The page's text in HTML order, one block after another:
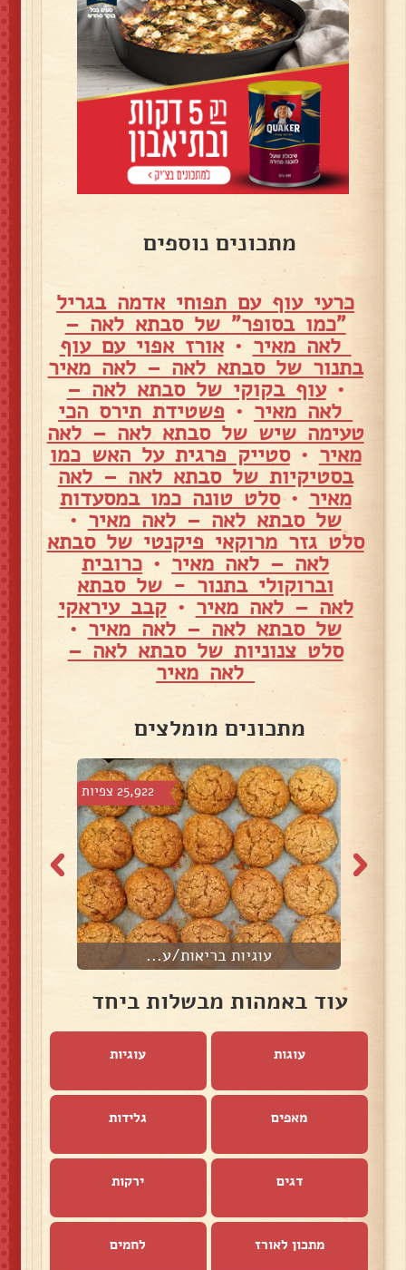
מתכונים נוספים
כרעי עוף עם תפוחי אדמה בגריל
"כמו בסופר" של סבתא לאה –
לאה מאיר •אורז אפוי עם עוף
בתנור של סבתא לאה – לאה מאיר
•עוף בקוקי של סבתא לאה –
לאה מאיר • פשטידת תירס הכי
טעימה שיש של סבתא לאה – לאה
מאיר •סטייק פרגית על האש כמו
בסטיקיות של סבתא לאה – לאה
מאיר •סלט טונה כמו במסעדות
של סבתא לאה – לאה מאיר •
סלט גזר מרוקאי פיקנטי של סבתא
לאה – לאה מאיר • כרובית
וברוקולי בתנור - של סבתא
לאה – לאה מאיר •קבב עיראקי
של סבתא לאה – לאה מאיר •
סלט צנוניות של סבתא לאה –
לאה מאיר
מתכונים מומלצים
25,922 צפיות
עוגיות בריאות/ע...
עוד באמהות מבשלות ביחד
עוגות עוגיות
מאפים גלידות
דגים ירקות
מתכון לאורז לחמים